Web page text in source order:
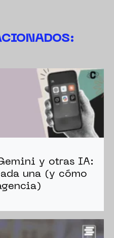
y otras IA:
una (y cómo